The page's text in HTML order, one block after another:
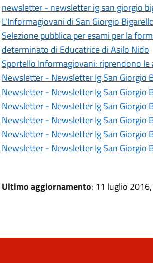
newsletter - newsletter ig san giorgio
L'Informagiovani di San Giorgio
Selezione pubblica per esami per la
determinato di Educatrice di Asilo Nido
Sportello Informagiovani: riprendono
Newsletter - Newsletter Ig San
Newsletter - Newsletter Ig San
Newsletter - Newsletter Ig San
Newsletter - Newsletter Ig San
Newsletter - Newsletter Ig San
Newsletter - Newsletter Ig San
Ultimo aggiornamento: 11 luglio